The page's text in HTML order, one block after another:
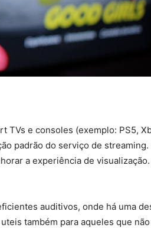
TVs e consoles (exemplo: PS5,
padrão do serviço de
a experiência de
auditivos, onde há uma
também para aqueles que